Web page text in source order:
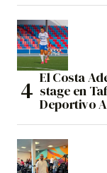
El Costa
stage en
Deportivo